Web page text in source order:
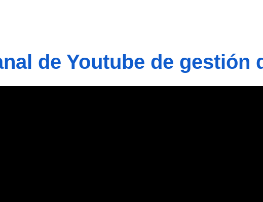
de Youtube de gestión